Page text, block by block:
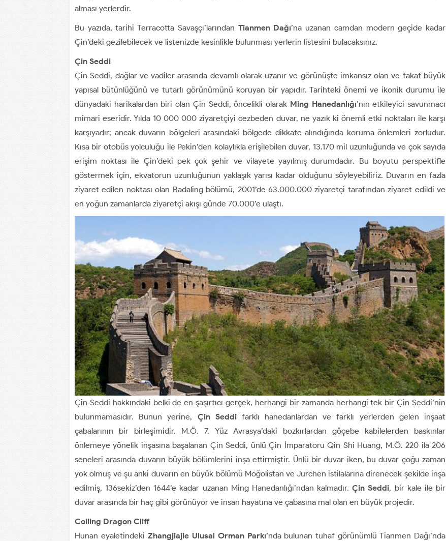
alması yerlerdir.
Bu yazıda, tarihi Terracotta Savaşçı’larından Tianmen Dağı’na uzanan camdan modern geçide kadar
Çin’deki gezilebilecek ve listenizde kesinlikle bulunması yerlerin listesini bulacaksınız.
Çin Seddi
Çin Seddi, dağlar ve vadiler arasında devamlı olarak uzanır ve görünüşte imkansız olan ve fakat büyük
yapısal bütünlüğünü ve tutarlı görünümünü koruyan bir yapıdır. Tarihteki önemi ve ikonik durumu ile
dünyadaki harikalardan biri olan Çin Seddi, öncelikli olarak Ming Hanedanlığı’nın etkileyici savunmacı
mimari eseridir. Yılda 10 000 000 ziyaretçiyi cezbeden duvar, ne yazık ki önemli etki noktaları ile karşı
karşıyadır; ancak duvarın bölgeleri arasındaki bölgede dikkate alındığında koruma önlemleri zorludur.
Kısa bir otobüs yolculuğu ile Pekin’den kolaylıkla erişilebilen duvar, 13.170 mil uzunluğunda ve çok sayıda
erişim noktası ile Çin’deki pek çok şehir ve vilayete yayılmış durumdadır. Bu boyutu perspektifle
göstermek için, ekvatorun uzunluğunun yaklaşık yarısı kadar olduğunu söyleyebiliriz. Duvarın en fazla
ziyaret edilen noktası olan Badaling bölümü, 2001’de 63.000.000 ziyaretçi tarafından ziyaret edildi ve
en yoğun zamanlarda ziyaretçi akışı günde 70.000’e ulaştı.
Çin Seddi hakkındaki belki de en şaşırtıcı gerçek, herhangi bir zamanda herhangi tek bir Çin Seddi’nin
bulunmamasıdır. Bunun yerine, Çin Seddifarklı hanedanlardan ve farklı yerlerden gelen inşaat
çabalarının bir birleşimidir. M.Ö. 7. Yüz Avrasya’daki bozkırlardan göçebe kabilelerden baskınlar
önlemeye yönelik inşasına başalanan Çin Seddi, ünlü Çin İmparatoru Qin Shi Huang, M.Ö. 220 ila 206
seneleri arasında duvarın büyük bölümlerini inşa ettirmiştir. Ünlü bir duvar iken, bu duvar çoğu zaman
yok olmuş ve şu anki duvarın en büyük bölümü Moğolistan ve Jurchen istilalarına direnecek şekilde inşa
edilmiş, 136sekiz’den 1644’e kadar uzanan Ming Hanedanlığı’ndan kalmadır.Çin Seddi, bir kale ile bir
duvar arasında bir haç gibi görünüyor ve insan hayatına ve çabasına mal olan en büyük projedir.
Coiling Dragon Cliff
Hunan eyaletindeki Zhangjiajie Ulusal Orman Parkı’nda bulunan tuhaf görünümlü Tianmen Dağı’nda